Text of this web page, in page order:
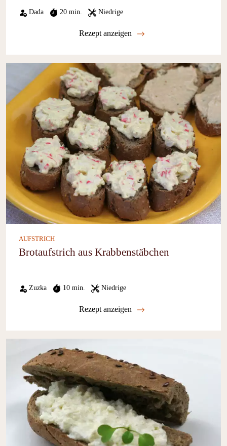
Dada 20 min. Niedrige
Rezept anzeigen
AUFSTRICH
Brotaufstrich aus Krabbenstäbchen
Zuzka 10 min. Niedrige
Rezept anzeigen